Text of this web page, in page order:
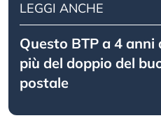
LEGGI ANCHE
Questo BTP a 4
più del doppio del
postale